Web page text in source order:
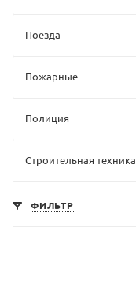
Поезда
Пожарные
Полиция
Строительная техника
ФИЛЬТР